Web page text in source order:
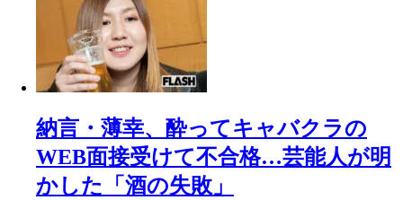
納言・薄幸、酔ってキャバクラの
WEB面接受けて不合格…芸能人が明
かした「酒の失敗」